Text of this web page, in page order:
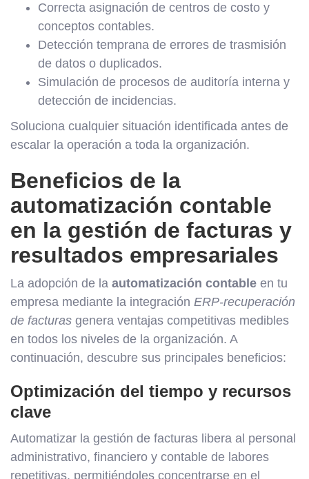
Correcta asignación de centros de costo y
conceptos contables.
Detección temprana de errores de trasmisión
de datos o duplicados.
Simulación de procesos de auditoría interna y
detección de incidencias.
Soluciona cualquier situación identificada antes de
escalar la operación a toda la organización.
Beneficios de la
automatización contable
en la gestión de facturas y
resultados empresariales
La adopción de la automatización contable en tu
empresa mediante la integración ERP-recuperación
de facturas genera ventajas competitivas medibles
en todos los niveles de la organización. A
continuación, descubre sus principales beneficios:
Optimización del tiempo y recursos
clave
Automatizar la gestión de facturas libera al personal
administrativo, financiero y contable de labores
repetitivas, permitiéndoles concentrarse en el